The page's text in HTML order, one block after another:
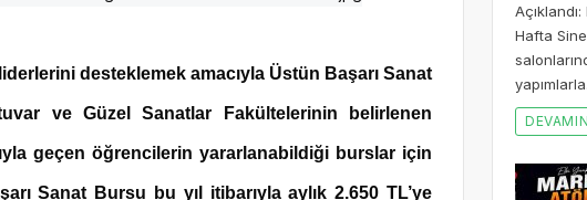
desteklemek amacıyla Üstün Başarı Sanat
ve Güzel Sanatlar Fakültelerinin belirlenen
geçen öğrencilerin yararlanabildiği burslar için
Sanat Bursu bu yıl itibarıyla aylık 2.650 TL’ye
Hafta